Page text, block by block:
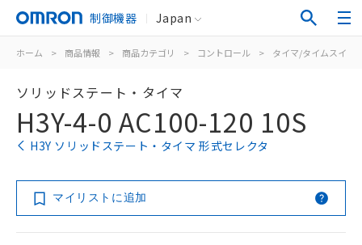
制御機器 Japan
ホーム > 商品情報 > 商品カテゴリ > コントロール > タイマ/タイムスイッ
ソリッドステート・タイマ
H3Y-4-0 AC100-120 10S
H3Y ソリッドステート・タイマ 形式セレクタ
マイリストに追加